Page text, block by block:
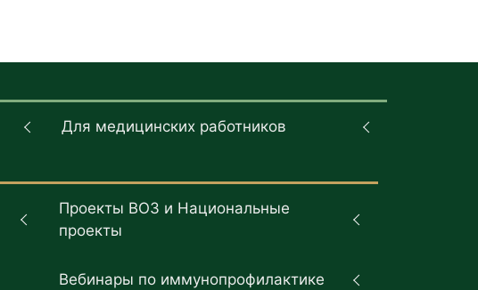
Для медицинских работников
Проекты ВОЗ и Национальные
проекты
Вебинары по иммунопрофилактике